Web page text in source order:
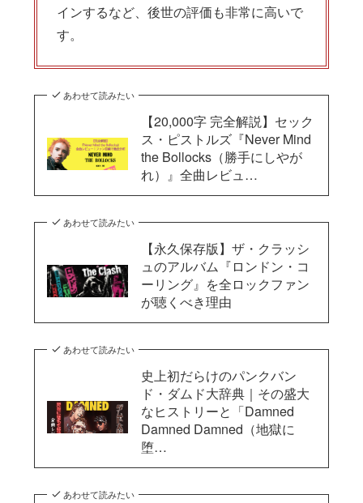
インするなど、後世の評価も非常に高いで
す。
あわせて読みたい
【20,000字 完全解説】セック
ス・ピストルズ『Never Mind
the Bollocks（勝手にしやが
れ）』全曲レビュ…
あわせて読みたい
【永久保存版】ザ・クラッシ
ュのアルバム『ロンドン・コ
ーリング』を全ロックファン
が聴くべき理由
あわせて読みたい
史上初だらけのパンクバン
ド・ダムド大辞典｜その盛大
なヒストリーと「Damned
Damned Damned（地獄に
堕…
あわせて読みたい